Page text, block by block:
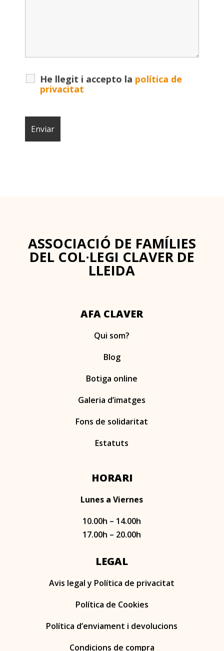
He llegit i accepto la política de
privacitat
ASSOCIACIÓ DE FAMÍLIES
DEL COL·LEGI CLAVER DE
LLEIDA
AFA CLAVER
Qui som?
Blog
Botiga online
Galeria d’imatges
Fons de solidaritat
Estatuts
HORARI
Lunes a Viernes
10.00h – 14.00h
17.00h – 20.00h
LEGAL
Avis legal y Política de privacitat
Política de Cookies
Política d’enviament i devolucions
Condicions de compra